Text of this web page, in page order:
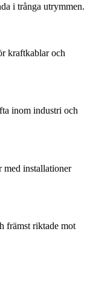
i trånga utrymmen.
kraftkablar och
inom industri och
med installationer
främst riktade mot